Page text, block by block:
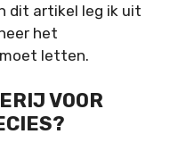
dit artikel leg ik uit
het
letten.
VOOR